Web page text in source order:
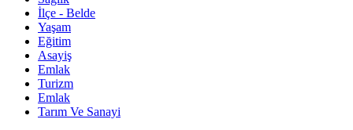
İlçe - Belde
Yaşam
Eğitim
Asayiş
Emlak
Turizm
Emlak
Tarım Ve Sanayi